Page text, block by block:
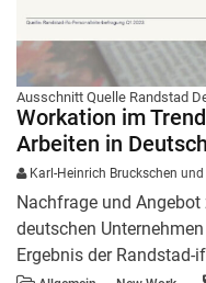
Ausschnitt Quelle Randstad
Workation im
Arbeiten in
Karl-Heinrich Bruckschen und
Nachfrage und
deutschen
Ergebnis der Randstad-